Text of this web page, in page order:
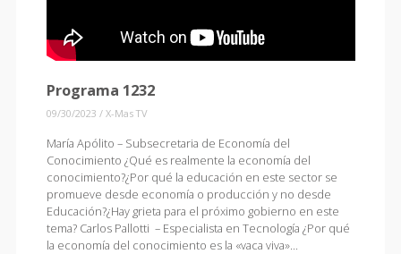
Programa 1232
09/30/2023 / X-Mas TV
María Apólito – Subsecretaria de Economía del
Conocimiento ¿Qué es realmente la economía del
conocimiento?¿Por qué la educación en este sector se
promueve desde economía o producción y no desde
Educación?¿Hay grieta para el próximo gobierno en este
tema? Carlos Pallotti – Especialista en Tecnología ¿Por qué
la economía del conocimiento es la «vaca viva»…